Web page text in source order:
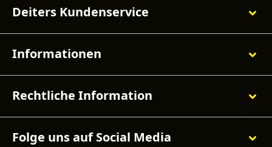
Deiters Kundenservice
Informationen
Rechtliche Information
Folge uns auf Social Media